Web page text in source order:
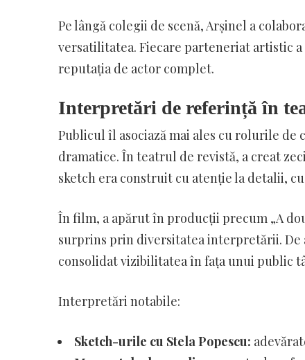
Pe lângă colegii de scenă, Arșinel a
versatilitatea. Fiecare parteneriat artistic
reputația de actor complet.
Interpretări de referință în
Publicul îl asociază mai ales cu rolurile de
dramatice. În teatrul de revistă, a creat
sketch era construit cu atenție la detalii,
În film, a apărut în producții precum „A
surprins prin diversitatea interpretării. De
consolidat vizibilitatea în fața unui public
Interpretări notabile:
Sketch-urile cu Stela Popescu: